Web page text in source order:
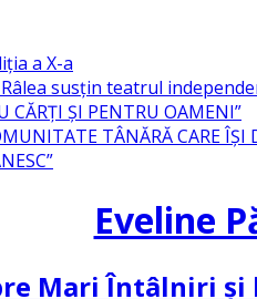
a X-a
susțin teatrul
CĂRȚI ȘI PENTRU OAMENI”
TÂNĂRĂ CARE ÎȘI
Eveline
Mari Întâlniri